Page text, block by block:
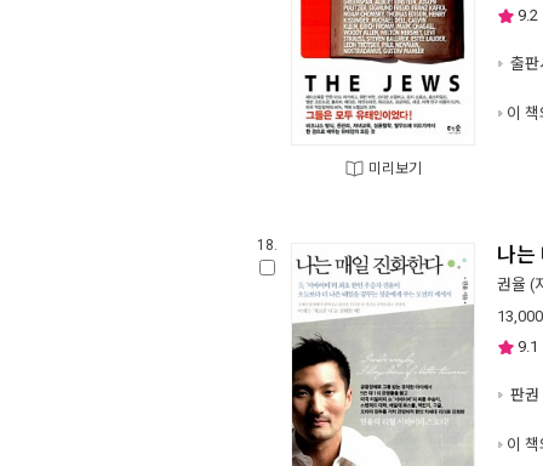
미리보기
9.2
출판
이
18. 나는
권율 (
13,000
9.1
판권
이